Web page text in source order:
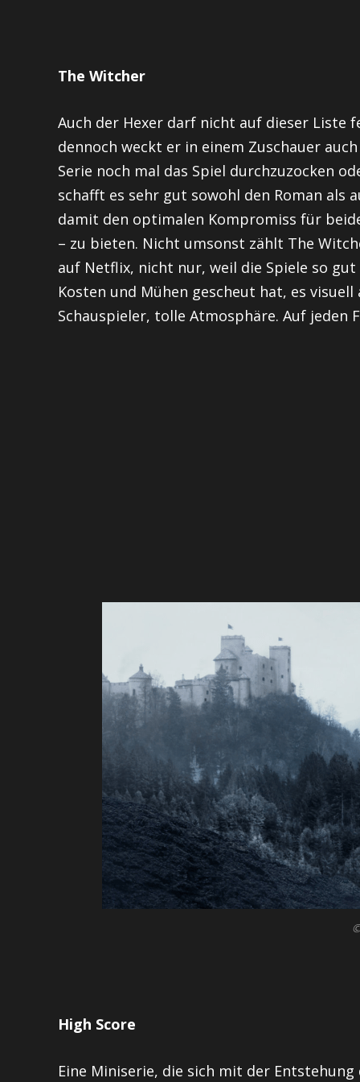
The Witcher
Auch der Hexer darf nicht auf dieser Liste
dennoch weckt er in einem Zuschauer
Serie noch mal das Spiel durchzuzocken
schafft es sehr gut sowohl den Roman als
damit den optimalen Kompromiss für
– zu bieten. Nicht umsonst zählt The
auf Netflix, nicht nur, weil die Spiele so
Kosten und Mühen gescheut hat, es
Schauspieler, tolle Atmosphäre. Auf jeden
High Score
Eine Miniserie, die sich mit der